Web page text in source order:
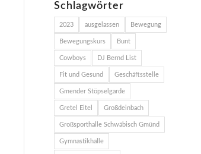
Schlagwörter
2023 ausgelassen Bewegung
Bewegungskurs Bunt
Cowboys DJ Bernd List
Fit und Gesund Geschäftsstelle
Gmender Stöpselgarde
Gretel Eitel Großdeinbach
Großsporthalle Schwäbisch Gmünd
Gymnastikhalle